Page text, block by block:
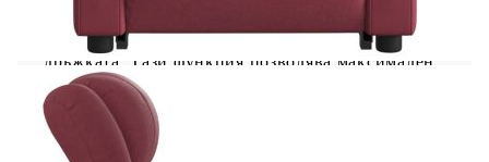
и облегалката до произволна позиция според
вашето удобство с просто издърпване на
дръжката. Тази функция позволява максимален
наклон от 135 градуса. Освен това облегалката
може бързо да се върне на първоначалното си
място с лесно издърпване на дръжката. Функция
за вибрация: Представените 6 масажни точки ви